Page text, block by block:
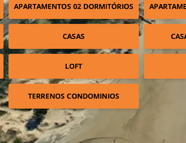
APARTAMENTOS 02 DORMITÓRIOS
CASAS
LOFT
TERRENOS CONDOMINIOS